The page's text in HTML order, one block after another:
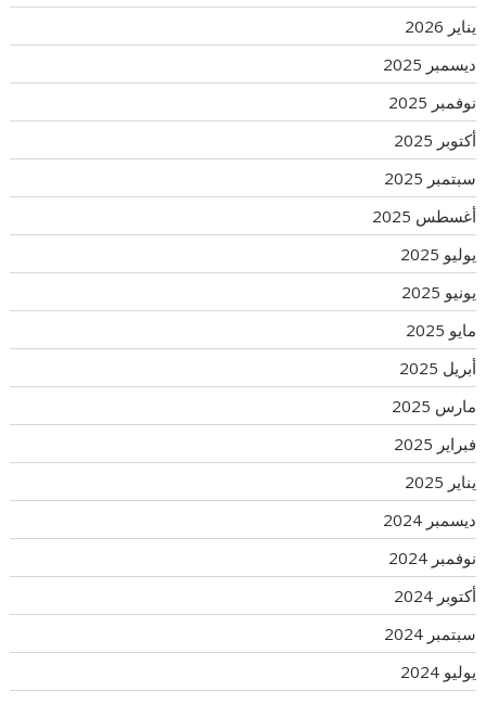
يناير 2026
ديسمبر 2025
نوفمبر 2025
أكتوبر 2025
سبتمبر 2025
أغسطس 2025
يوليو 2025
يونيو 2025
مايو 2025
أبريل 2025
مارس 2025
فبراير 2025
يناير 2025
ديسمبر 2024
نوفمبر 2024
أكتوبر 2024
سبتمبر 2024
يوليو 2024